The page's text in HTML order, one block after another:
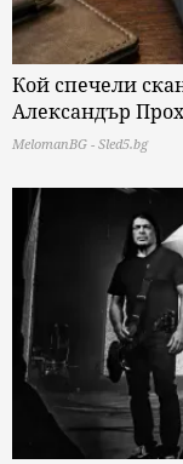
Кой спечели
Александър
MelomanBG - Sled5.bg